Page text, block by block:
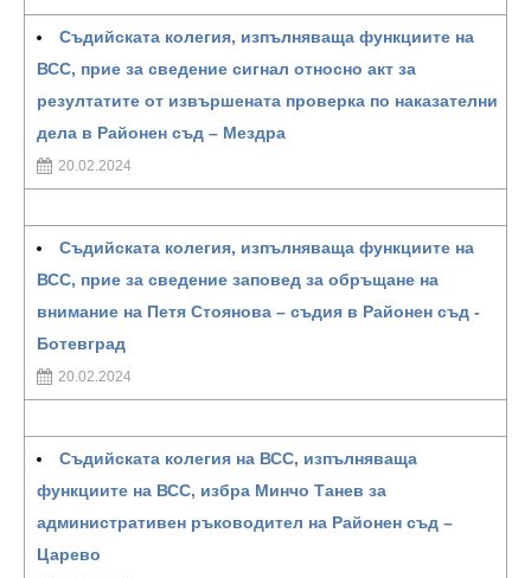
Съдийската колегия, изпълняваща функциите на
ВСС, прие за сведение сигнал относно акт за
резултатите от извършената проверка по наказателни
дела в Районен съд – Мездра
20.02.2024
Съдийската колегия, изпълняваща функциите на
ВСС, прие за сведение заповед за обръщане на
внимание на Петя Стоянова – съдия в Районен съд -
Ботевград
20.02.2024
Съдийската колегия на ВСС, изпълняваща
функциите на ВСС, избра Минчо Танев за
административен ръководител на Районен съд –
Царево